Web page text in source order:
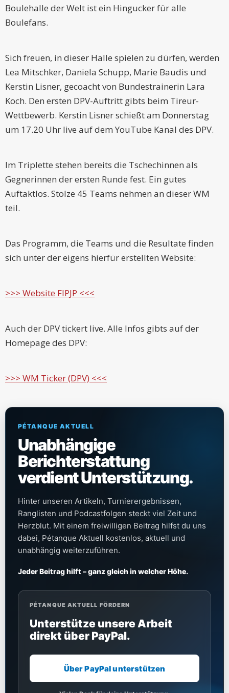
Boulehalle der Welt ist ein Hingucker für alle
Boulefans.
Sich freuen, in dieser Halle spielen zu dürfen, werden
Lea Mitschker, Daniela Schupp, Marie Baudis und
Kerstin Lisner, gecoacht von Bundestrainerin Lara
Koch. Den ersten DPV-Auftritt gibts beim Tireur-
Wettbewerb. Kerstin Lisner schießt am Donnerstag
um 17.20 Uhr live auf dem YouTube Kanal des DPV.
Im Triplette stehen bereits die Tschechinnen als
Gegnerinnen der ersten Runde fest. Ein gutes
Auftaktlos. Stolze 45 Teams nehmen an dieser WM
teil.
Das Programm, die Teams und die Resultate finden
sich unter der eigens hierfür erstellten Website:
>>> Website FIPJP <<<
Auch der DPV tickert live. Alle Infos gibts auf der
Homepage des DPV:
>>> WM Ticker (DPV) <<<
PÉTANQUE AKTUELL
Unabhängige
Berichterstattung
verdient Unterstützung.
Hinter unseren Artikeln, Turnierergebnissen,
Ranglisten und Podcastfolgen steckt viel Zeit und
Herzblut. Mit einem freiwilligen Beitrag hilfst du uns
dabei, Pétanque Aktuell kostenlos, aktuell und
unabhängig weiterzuführen.
Jeder Beitrag hilft – ganz gleich in welcher Höhe.
PÉTANQUE AKTUELL FÖRDERN
Unterstütze unsere Arbeit
direkt über PayPal.
Über PayPal unterstützen